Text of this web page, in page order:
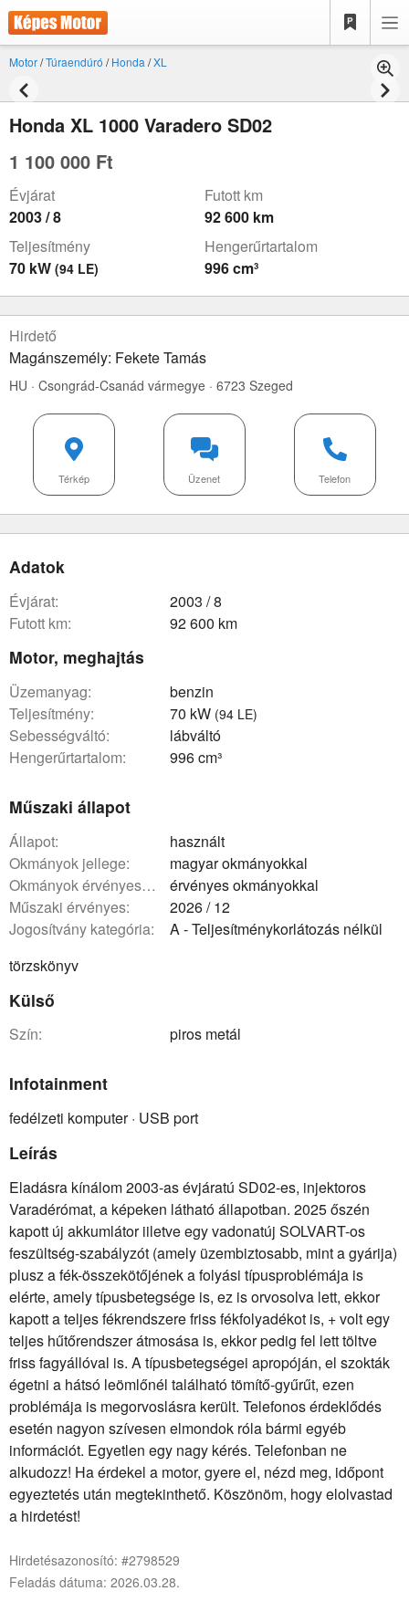
Motor/Túraendúró /Honda /XL
Honda XL 1000 Varadero SD02
1 100 000 Ft
Évjárat
2003 / 8
Futott km
92 600 km
Teljesítmény
70 kW (94 LE)
Hengerűrtartalom
996 cm³
Hirdető
Magánszemély: Fekete Tamás
HU · Csongrád-Csanád vármegye · 6723 Szeged
Telefon
Üzenet
Térkép
Adatok
évjárat:
2003 / 8
futott km:
92 600 km
Motor, meghajtás
üzemanyag:
benzin
teljesítmény:
70 kW (94 LE)
sebességváltó:
lábváltó
hengerűrtartalom:
996 cm³
Műszaki állapot
állapot:
használt
okmányok jellege:
magyar okmányokkal
okmányok érvényessége:
érvényes okmányokkal
műszaki érvényes:
2026 / 12
Jogosítvány kategória:
A - Teljesítménykorlátozás nélkül
törzskönyv
Külső
szín: piros metál
Infotainment
fedélzeti komputer · USB port
Leírás
Eladásra kínálom 2003-as évjáratú SD02-es, injektoros
Varadérómat, a képeken látható állapotban. 2025 őszén
kapott új akkumlátor iiletve egy vadonatúj SOLVART-os
feszültség-szabályzót (amely üzembiztosabb, mint a gyárija)
plusz a fék-összekötőjének a folyási típusproblémája is
elérte, amely típusbetegsége is, ez is orvosolva lett, ekkor
kapott a teljes fékrendszere friss fékfolyadékot is, + volt egy
teljes hűtőrendszer átmosása is, ekkor pedig fel lett töltve
friss fagyállóval is. A típusbetegségei apropóján, el szokták
égetni a hátsó leömlőnél található tömítő-gyűrűt, ezen
problémája is megorvoslásra került. Telefonos érdeklődés
esetén nagyon szívesen elmondok róla bármi egyéb
információt. Egyetlen egy nagy kérés. Telefonban ne
alkudozz! Ha érdekel a motor, gyere el, nézd meg, időpont
egyeztetés után megtekinthető. Köszönöm, hogy elolvastad
a hirdetést!
Hirdetésazonosító: #2798529
Feladás dátuma: 2026.03.28.